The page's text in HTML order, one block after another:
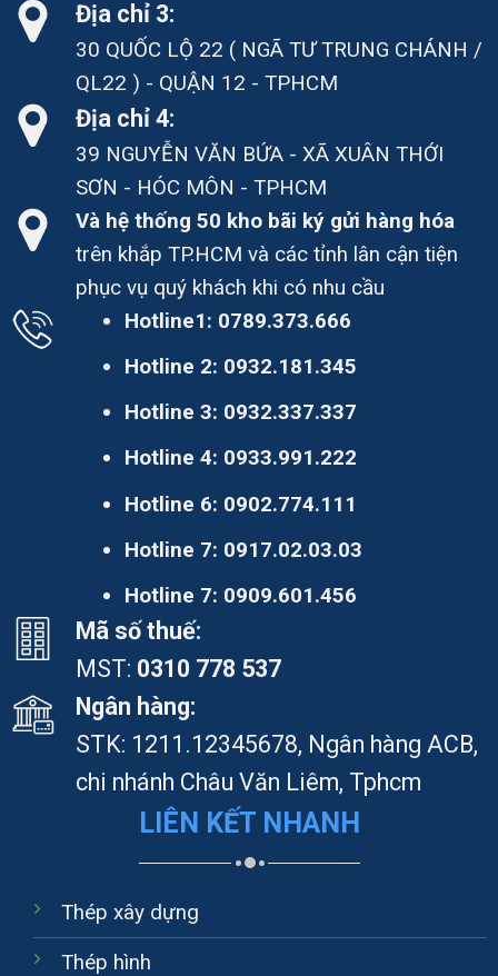
Địa chỉ 3:
30 QUỐC LỘ 22 ( NGÃ TƯ TRUNG CHÁNH /
QL22 ) - QUẬN 12 - TPHCM
Địa chỉ 4:
39 NGUYỄN VĂN BỨA - XÃ XUÂN THỚI
SƠN - HÓC MÔN - TPHCM
Và hệ thống 50 kho bãi ký gửi hàng hóa
trên khắp TP.HCM và các tỉnh lân cận tiện
phục vụ quý khách khi có nhu cầu
Hotline1: 0789.373.666
Hotline 2: 0932.181.345
Hotline 3: 0932.337.337
Hotline 4: 0933.991.222
Hotline 6: 0902.774.111
Hotline 7: 0917.02.03.03
Hotline 7: 0909.601.456
Mã số thuế:
MST: 0310 778 537
Ngân hàng:
STK: 1211.12345678, Ngân hàng ACB,
chi nhánh Châu Văn Liêm, Tphcm
LIÊN KẾT NHANH
Thép xây dựng
Thép hình